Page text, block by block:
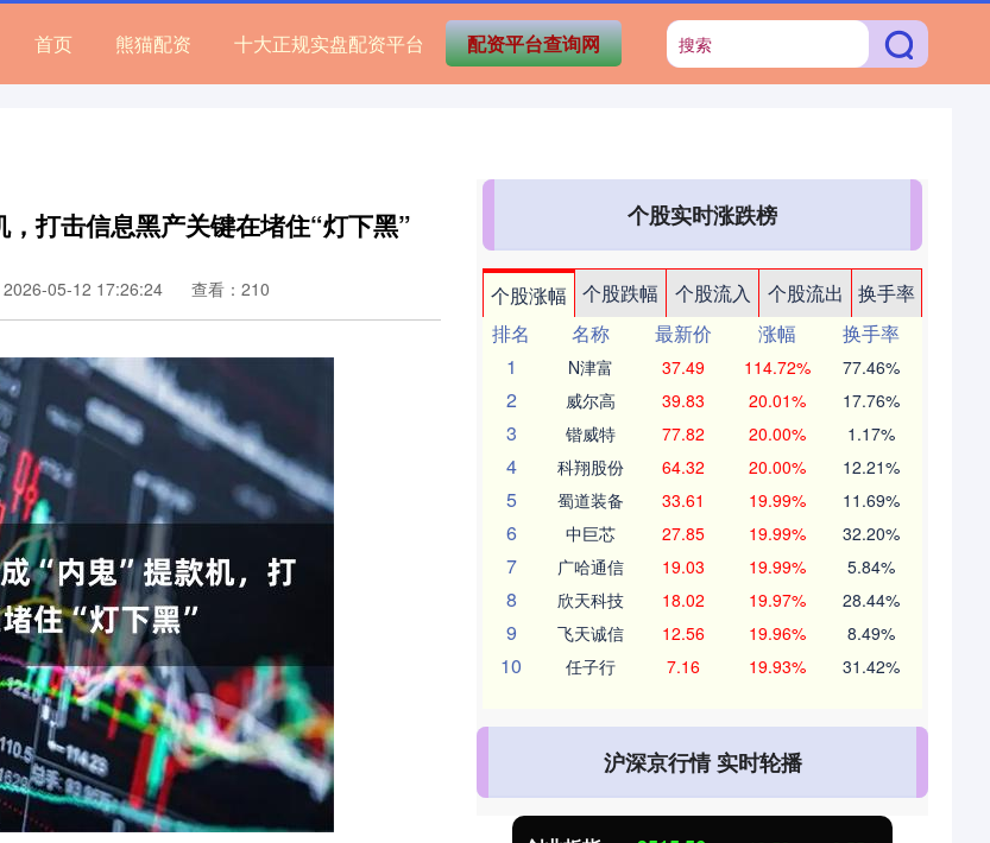
首页 熊猫配资 十大正规实盘配资平台 配资平台查询网
打击信息黑产关键在堵住“灯下黑”
2026-05-12 17:26:24 查看：210
个股实时涨跌榜
个股涨幅 个股跌幅 个股流入 个股流出
换手率
排名
名称 最新价 涨幅
换手率
1
N津富 37.49 114.72% 77.46%
2 威尔高 39.83 20.01% 17.76%
3 锴威特 77.82 20.00% 1.17%
4 科翔股份 64.32 20.00% 12.21%
5 蜀道装备 33.61 19.99% 11.69%
6 中巨芯 27.85 19.99% 32.20%
7 广哈通信 19.03 19.99% 5.84%
8 欣天科技 18.02 19.97% 28.44%
9 飞天诚信 12.56 19.96% 8.49%
10 任子行 7.16 19.93% 31.42%
沪深京行情 实时轮播